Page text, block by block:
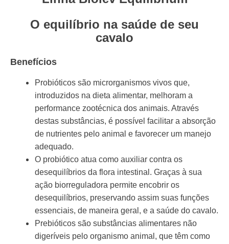
O equilíbrio na saúde de seu
cavalo
Benefícios
Probióticos são microrganismos vivos que,
introduzidos na dieta alimentar, melhoram a
performance zootécnica dos animais. Através
destas substâncias, é possível facilitar a absorção
de nutrientes pelo animal e favorecer um manejo
adequado.
O probiótico atua como auxiliar contra os
desequilíbrios da flora intestinal. Graças à sua
ação biorreguladora permite encobrir os
desequilíbrios, preservando assim suas funções
essenciais, de maneira geral, e a saúde do cavalo.
Prebióticos são substâncias alimentares não
digeríveis pelo organismo animal, que têm como